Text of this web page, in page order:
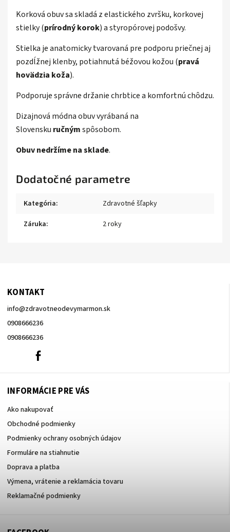
Korková obuv sa skladá z elastického zvršku, korkovej
stielky (prírodný korok) a styropórovej podošvy.
Stielka je anatomicky tvarovaná pre podporu priečnej aj
pozdĺžnej klenby, potiahnutá béžovou kožou (pravá
hovädzia koža).
Podporuje správne držanie chrbtice a komfortnú chôdzu.
Dizajnová módna obuv vyrábaná na
Slovensku ručnýmspôsobom.
Obuvnedržíme na sklade.
Dodatočné parametre
Kategória:
Zdravotné šľapky
Záruka: 2 roky
KONTAKT
info@zdravotneodevymarmon.sk
0908666236
0908666236
0908666236
INFORMÁCIE PRE VÁS
Ako nakupovať
Obchodné podmienky
Podmienky ochrany osobných údajov
Formuláre na stiahnutie
Doprava a platba
Výmena, vrátenie a reklamácia tovaru
Reklamačné podmienky